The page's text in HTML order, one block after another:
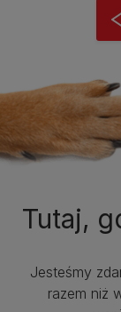
Tutaj,
Jesteśmy
razem niż